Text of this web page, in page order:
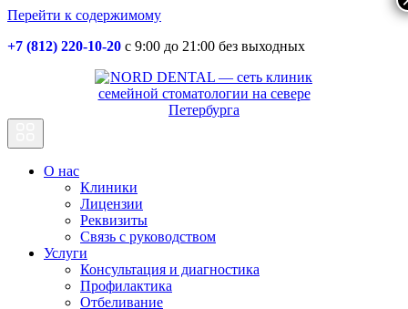
Перейти к содержимому
+7 (812) 220-10-20 с 9:00 до 21:00 без выходных
Основная
навигация
О нас
Клиники
Лицензии
Реквизиты
Связь с руководством
Услуги
Консультация и диагностика
Профилактика
Отбеливание